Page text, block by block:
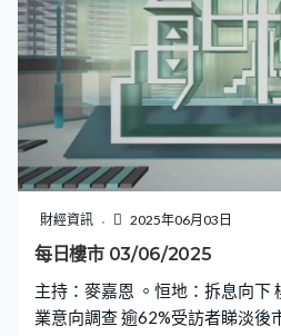
財經資訊 2025年06月03日
每日樓市 03/06/2025
主持：麥嘉恩 。恒地：拆息向下
業意向調查 逾62%受訪者睇淡後